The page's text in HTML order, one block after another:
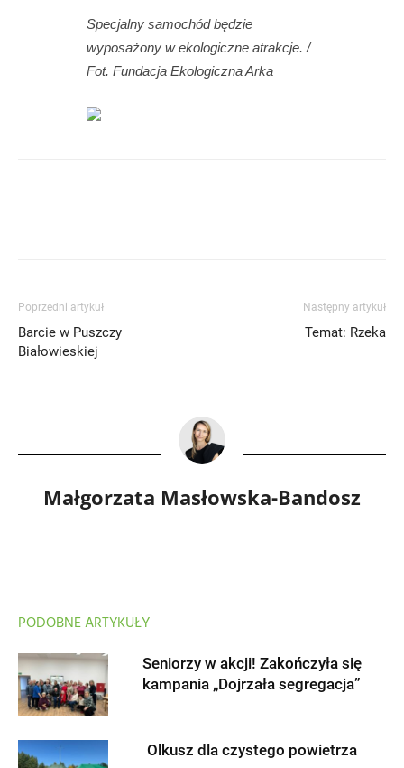
Specjalny samochód będzie
wyposażony w ekologiczne atrakcje. /
Fot. Fundacja Ekologiczna Arka
Poprzedni artykuł
Barcie w Puszczy
Białowieskiej
Następny artykuł
Temat: Rzeka
Małgorzata Masłowska-Bandosz
PODOBNE ARTYKUŁY
Seniorzy w akcji! Zakończyła się
kampania „Dojrzała segregacja”
Olkusz dla czystego powietrza